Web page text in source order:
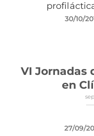
30/10/
VI Jornadas
en
27/09/